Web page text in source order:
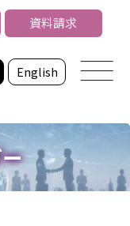
English
資料請求